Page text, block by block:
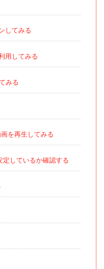
してみる
用してみる
みる
を再生してみる
しているか確認する